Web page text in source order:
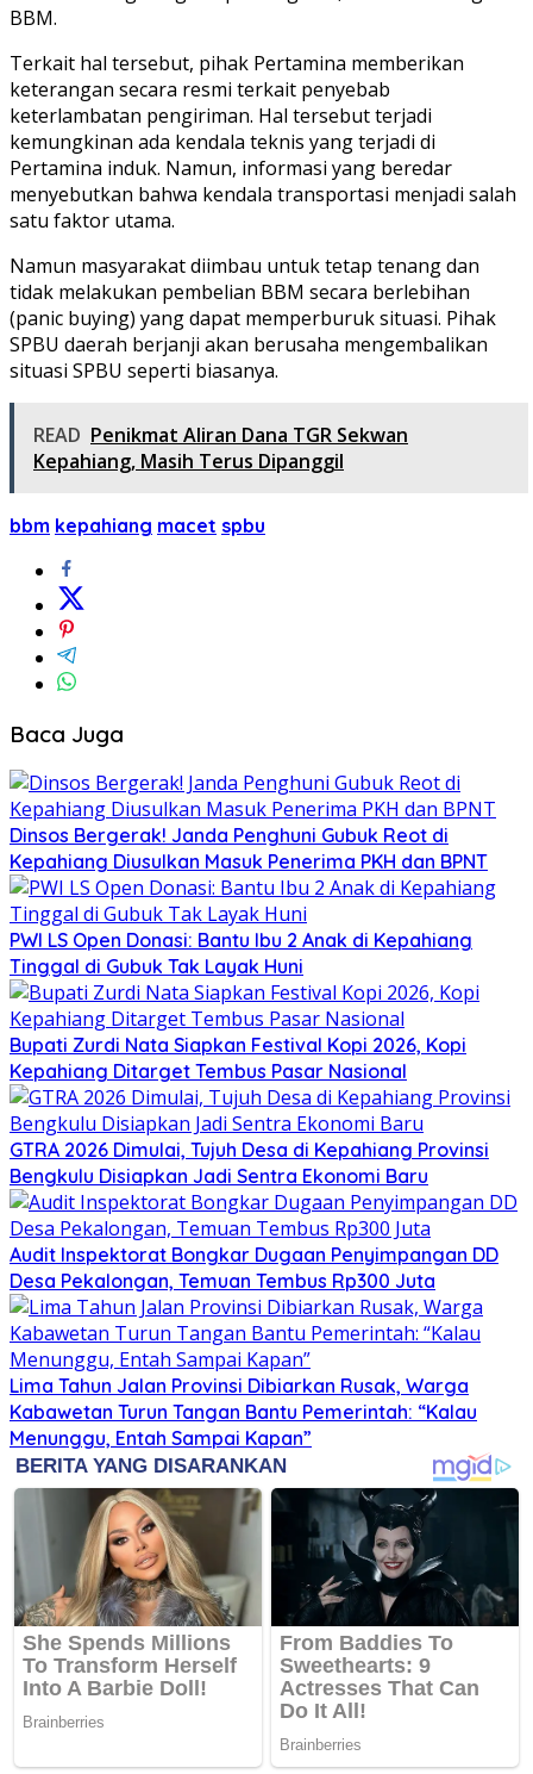
BBM.
Terkait hal tersebut, pihak Pertamina memberikan
keterangan secara resmi terkait penyebab
keterlambatan pengiriman. Hal tersebut terjadi
kemungkinan ada kendala teknis yang terjadi di
Pertamina induk. Namun, informasi yang beredar
menyebutkan bahwa kendala transportasi menjadi salah
satu faktor utama.
Namun masyarakat diimbau untuk tetap tenang dan
tidak melakukan pembelian BBM secara berlebihan
(panic buying) yang dapat memperburuk situasi. Pihak
SPBU daerah berjanji akan berusaha mengembalikan
situasi SPBU seperti biasanya.
READ Penikmat Aliran Dana TGR Sekwan
Kepahiang, Masih Terus Dipanggil
bbm kepahiang macet spbu
Baca Juga
Dinsos Bergerak! Janda Penghuni Gubuk Reot di
Kepahiang Diusulkan Masuk Penerima PKH dan BPNT
PWI LS Open Donasi: Bantu Ibu 2 Anak di Kepahiang
Tinggal di Gubuk Tak Layak Huni
Bupati Zurdi Nata Siapkan Festival Kopi 2026, Kopi
Kepahiang Ditarget Tembus Pasar Nasional
GTRA 2026 Dimulai, Tujuh Desa di Kepahiang Provinsi
Bengkulu Disiapkan Jadi Sentra Ekonomi Baru
Audit Inspektorat Bongkar Dugaan Penyimpangan DD
Desa Pekalongan, Temuan Tembus Rp300 Juta
Lima Tahun Jalan Provinsi Dibiarkan Rusak, Warga
Kabawetan Turun Tangan Bantu Pemerintah: “Kalau
Menunggu, Entah Sampai Kapan”